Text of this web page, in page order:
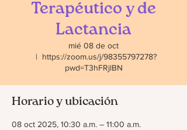
Terapéutico y de
Lactancia
mié 08 de oct
  |
https://zoom.us/j/98355797278?
pwd=T3hFRjlBN
Horario y ubicación
08 oct 2025, 10:30 a.m. – 11:00 a.m.